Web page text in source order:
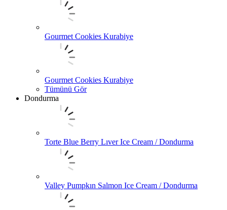
Gourmet Cookies Kurabiye
Gourmet Cookies Kurabiye
Tümünü Gör
Dondurma
Torte Blue Berry Lıver Ice Cream / Dondurma
Valley Pumpkın Salmon Ice Cream / Dondurma